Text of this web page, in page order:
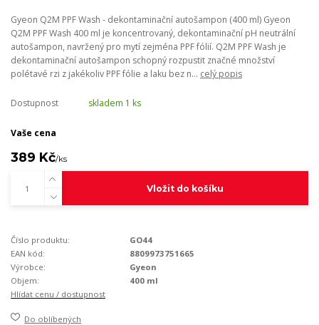
Gyeon Q2M PPF Wash - dekontaminační autošampon (400 ml) Gyeon
Q2M PPF Wash 400 ml je koncentrovaný, dekontaminační pH neutrální
autošampon, navržený pro mytí zejména PPF fólií. Q2M PPF Wash je
dekontaminační autošampon schopný rozpustit značné množství
polétavé rzi z jakékoliv PPF fólie a laku bez n... celý popis
Dostupnost skladem 1 ks
Vaše cena
389 Kč/ks
Vložit do košíku
Číslo produktu:
GO44
EAN kód:
8809973751665
Výrobce:
Gyeon
Objem:
400 ml
Hlídat cenu / dostupnost
Do oblíbených